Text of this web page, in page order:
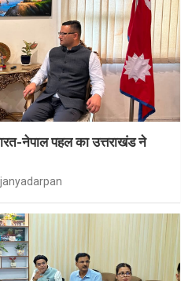
नेपाल पहल का उत्तराखंड ने